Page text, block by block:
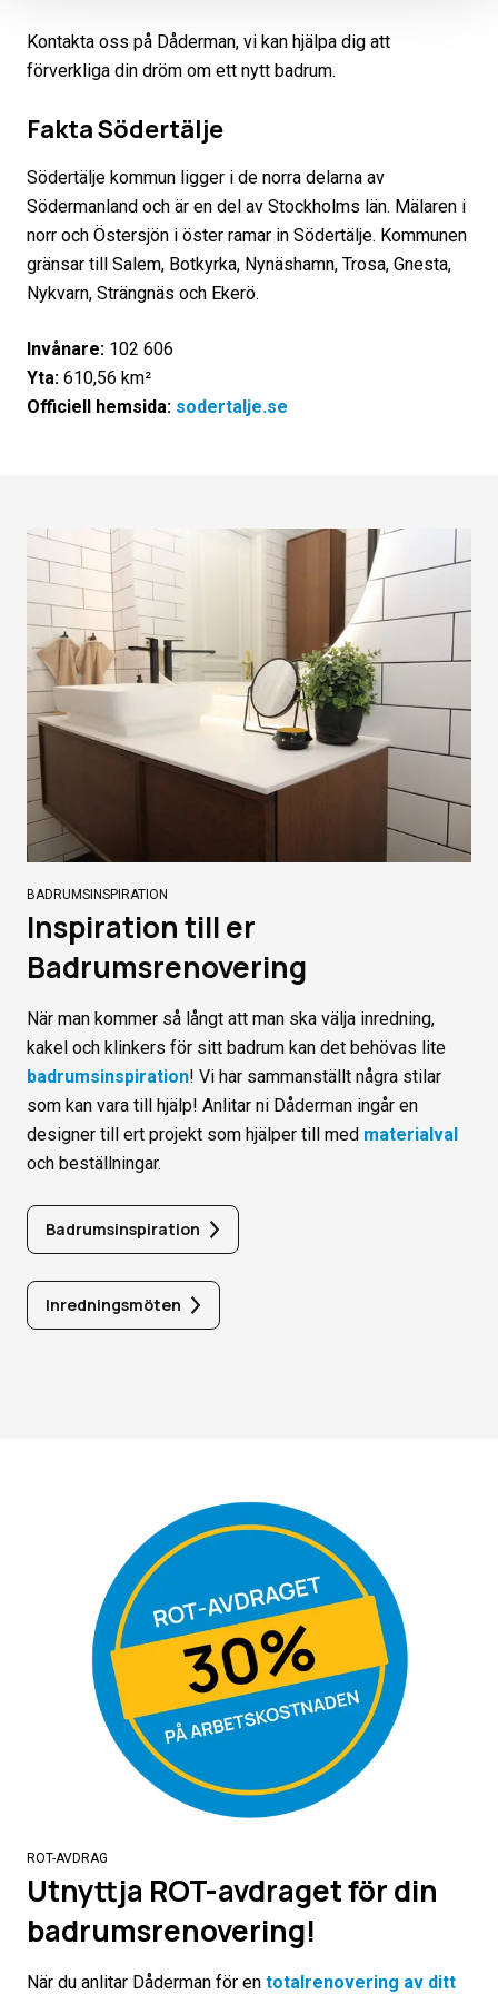
Kontakta oss på Dåderman, vi kan hjälpa dig att
förverkliga din dröm om ett nytt badrum.
Fakta Södertälje
Södertälje kommun ligger i de norra delarna av
Södermanland och är en del av Stockholms län. Mälaren i
norr och Östersjön i öster ramar in Södertälje. Kommunen
gränsar till Salem, Botkyrka, Nynäshamn, Trosa, Gnesta,
Nykvarn, Strängnäs och Ekerö.
Invånare: 102 606
Yta: 610,56 km²
Officiell hemsida: sodertalje.se
BADRUMSINSPIRATION
Inspiration till er
Badrumsrenovering
När man kommer så långt att man ska välja inredning,
kakel och klinkers för sitt badrum kan det behövas lite
badrumsinspiration! Vi har sammanställt några stilar
som kan vara till hjälp! Anlitar ni Dåderman ingår en
designer till ert projekt som hjälper till med materialval
och beställningar.
Badrumsinspiration
Inredningsmöten
ROT-AVDRAG
Utnyttja ROT-avdraget för din
badrumsrenovering!
När du anlitar Dåderman för en totalrenovering av ditt